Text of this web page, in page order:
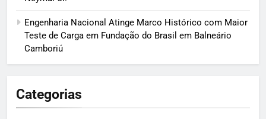
Engenharia Nacional Atinge Marco Histórico com Maior
Teste de Carga em Fundação do Brasil em Balneário
Camboriú
Categorias